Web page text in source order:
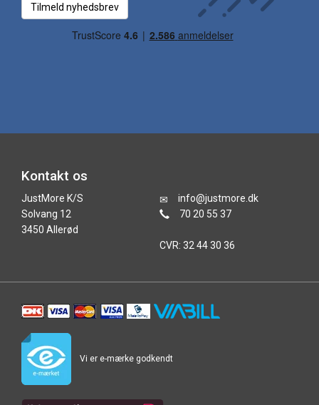
Tilmeld nyhedsbrev
Kontakt os
JustMore K/S
Solvang 12
3450 Allerød
info@justmore.dk
70 20 55 37
CVR: 32 44 30 36
Vi er e-mærke godkendt